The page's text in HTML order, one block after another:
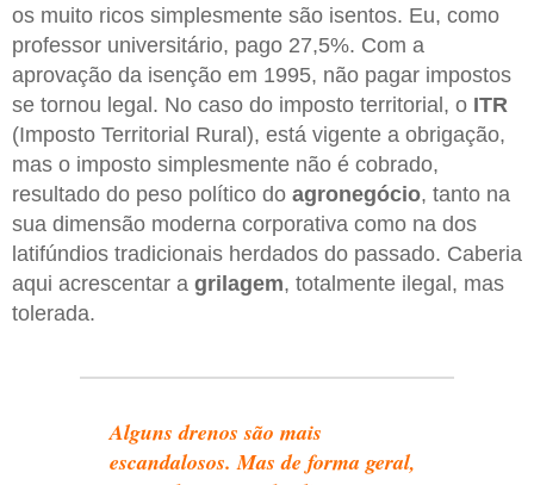
os muito ricos simplesmente são isentos. Eu, como
professor universitário, pago 27,5%. Com a
aprovação da isenção em 1995, não pagar impostos
se tornou legal. No caso do imposto territorial, o ITR
(Imposto Territorial Rural), está vigente a obrigação,
mas o imposto simplesmente não é cobrado,
resultado do peso político do agronegócio, tanto na
sua dimensão moderna corporativa como na dos
latifúndios tradicionais herdados do passado. Caberia
aqui acrescentar a grilagem, totalmente ilegal, mas
tolerada.
Alguns drenos são mais
escandalosos. Mas de forma geral,